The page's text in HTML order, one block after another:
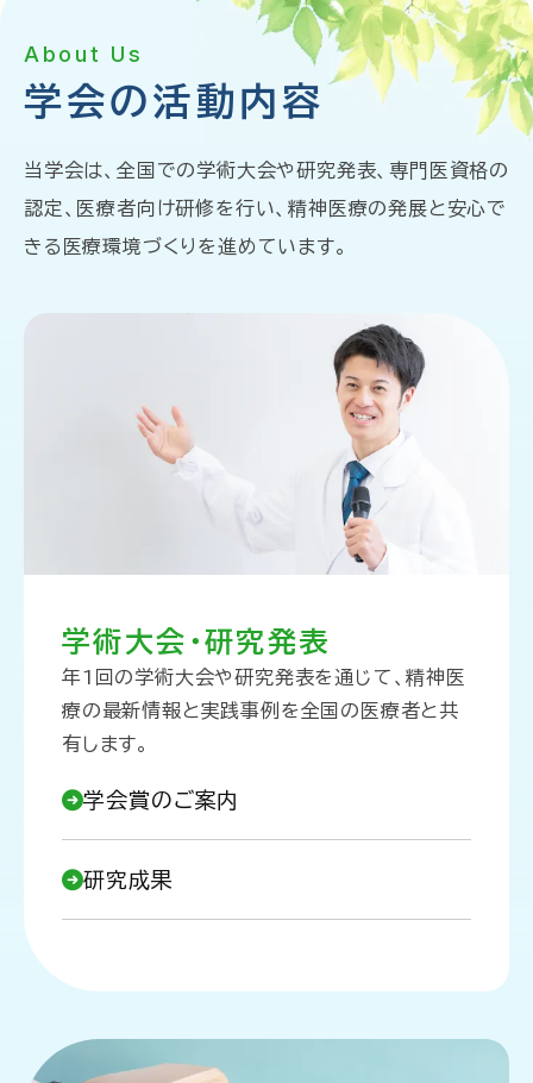
About Us
学会の活動内容
当学会は、全国での学術大会や研究発表、専門医資格の
認定、医療者向け研修を行い、精神医療の発展と安心で
きる医療環境づくりを進めています。
学術大会・研究発表
年1回の学術大会や研究発表を通じて、精神医
療の最新情報と実践事例を全国の医療者と共
有します。
学会賞のご案内
研究成果